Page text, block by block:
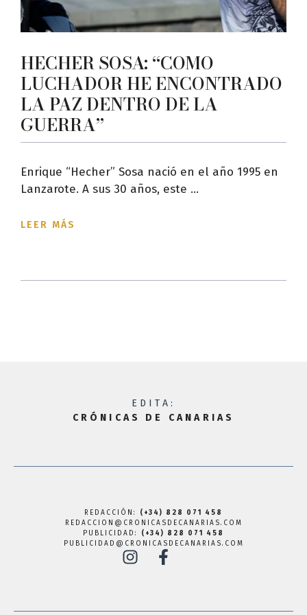
HECHER SOSA: “COMO
LUCHADOR HE ENCONTRADO
LA PAZ DENTRO DE LA
GUERRA”
Enrique “Hecher” Sosa nació en el año 1995 en
Lanzarote. A sus 30 años, este ...
LEER MÁS
EDITA:
CRÓNICAS DE CANARIAS
REDACCIÓN: (+34) 828 071 458
REDACCION@CRONICASDECANARIAS.COM
PUBLICIDAD: (+34) 828 071 458
PUBLICIDAD@CRONICASDECANARIAS.COM